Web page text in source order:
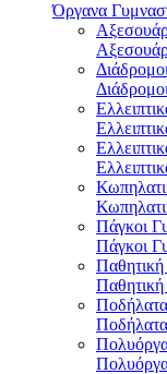
Όργανα
Διάδρομοι
Διάδρομοι
Πάγκοι
Πάγκοι